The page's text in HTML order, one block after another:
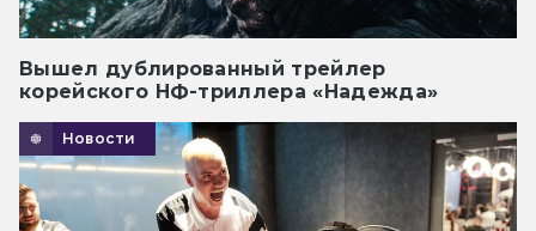
Вышел дублированный трейлер
корейского НФ-триллера «Надежда»
Новости